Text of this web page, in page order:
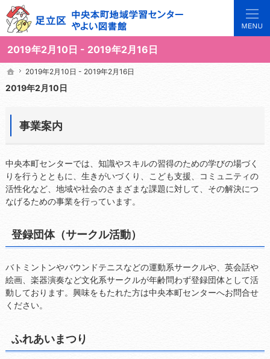
2019年2月10日 - 2019年2月16日
3世代で楽しめる地域のひろば。当サイトでは地域の講座や施設をご案内しています。
足立区中央本町地域学習センターや図書館の総合案内サイト
ホーム
2019年2月10日 - 2019年2月16日
2019年2月10日
事業案内
中央本町センターでは、知識やスキルの習得のための学びの場づく
りを行うとともに、生きがいづくり、こども支援、コミュニティの
活性化など、地域や社会のさまざまな課題に対して、その解決につ
なげるための事業を行っています。
登録団体（サークル活動）
バトミントンやバウンドテニスなどの運動系サークルや、英会話や
絵画、楽器演奏など文化系サークルが年齢問わず登録団体として活
動しております。興味をもたれた方は中央本町センターへお問合せ
ください。
ふれあいまつり
ホーム
2019年2月10日 - 2019年2月16日